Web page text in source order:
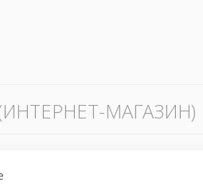
МАГАЗИН)